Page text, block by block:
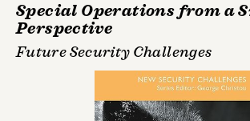
Special Operations from a
Perspective
Future Security Challenges